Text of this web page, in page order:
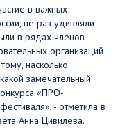
в важных
не раз удивляли
в рядах членов
организаций
насколько
замечательный
«ПРО-
- отметила в
Анна Цивилева.